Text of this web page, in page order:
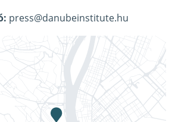
press@danubeinstitute.hu